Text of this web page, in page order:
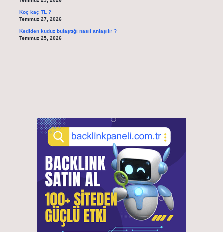
Koç kaç TL ?
Temmuz 27, 2026
Kediden kuduz bulaştığı nasıl anlaşılır ?
Temmuz 25, 2026